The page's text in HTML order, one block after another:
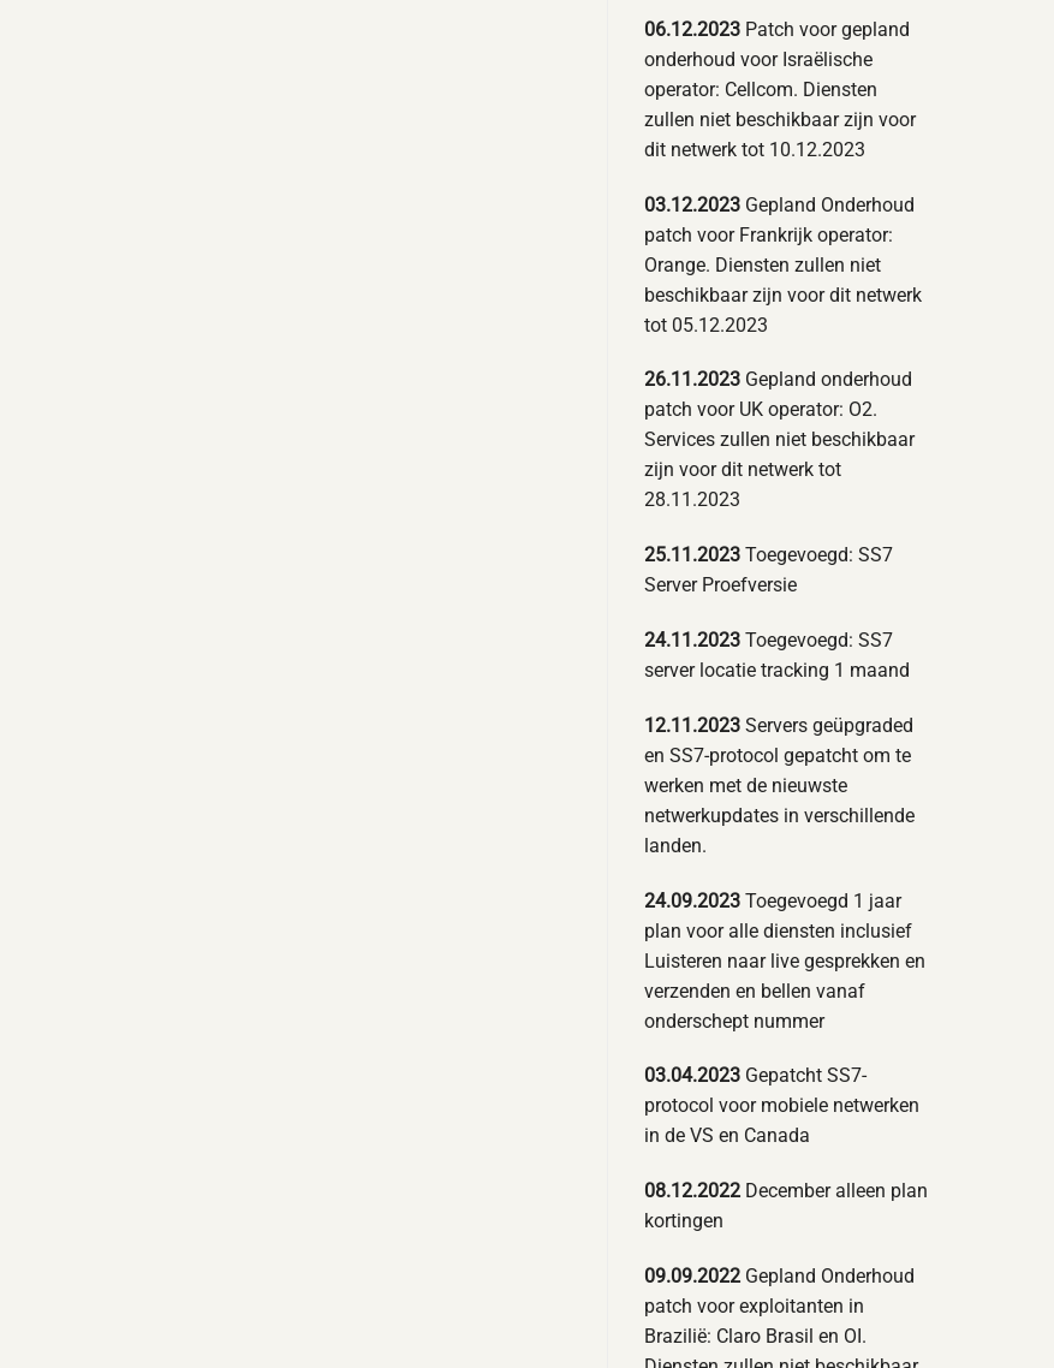
06.12.2023 Patch voor gepland
onderhoud voor Israëlische
operator: Cellcom. Diensten
zullen niet beschikbaar zijn voor
dit netwerk tot 10.12.2023
03.12.2023 Gepland Onderhoud
patch voor Frankrijk operator:
Orange. Diensten zullen niet
beschikbaar zijn voor dit netwerk
tot 05.12.2023
26.11.2023 Gepland onderhoud
patch voor UK operator: O2.
Services zullen niet beschikbaar
zijn voor dit netwerk tot
28.11.2023
25.11.2023 Toegevoegd: SS7
Server Proefversie
24.11.2023 Toegevoegd: SS7
server locatie tracking 1 maand
12.11.2023 Servers geüpgraded
en SS7-protocol gepatcht om te
werken met de nieuwste
netwerkupdates in verschillende
landen.
24.09.2023 Toegevoegd 1 jaar
plan voor alle diensten inclusief
Luisteren naar live gesprekken en
verzenden en bellen vanaf
onderschept nummer
03.04.2023 Gepatcht SS7-
protocol voor mobiele netwerken
in de VS en Canada
08.12.2022 December alleen plan
kortingen
09.09.2022 Gepland Onderhoud
patch voor exploitanten in
Brazilië: Claro Brasil en OI.